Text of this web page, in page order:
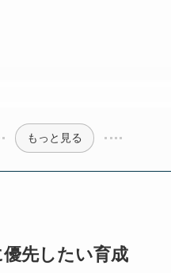
もっと見る
先したい育成